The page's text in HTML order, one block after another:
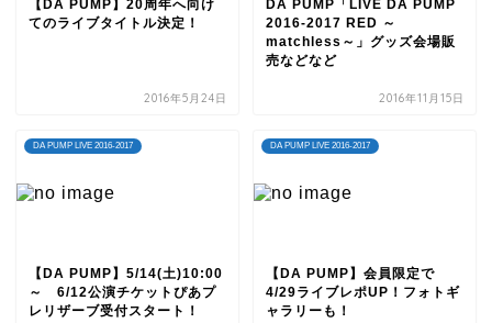
【DA PUMP】20周年へ向け
てのライブタイトル決定！
2016年5月24日
DA PUMP「LIVE DA PUMP
2016-2017 RED ～
matchless～」グッズ会場販
売などなど
2016年11月15日
DA PUMP LIVE 2016-2017
【DA PUMP】5/14(土)10:00
～ 6/12公演チケットぴあプ
レリザーブ受付スタート！
DA PUMP LIVE 2016-2017
【DA PUMP】会員限定で
4/29ライブレポUP！フォトギ
ャラリーも！